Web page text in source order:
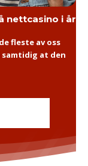
nettcasino i år
fleste av oss
at den